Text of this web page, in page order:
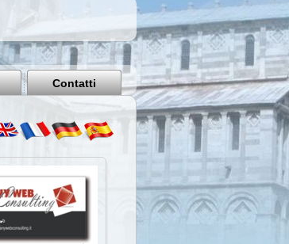
Pisa
Italy
Contatti